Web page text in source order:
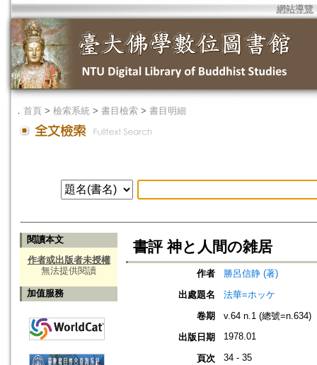
網站導覽
． 首頁 > 檢索系統 > 書目檢索 > 書目明細
閱讀本文
作者或出版者未授權
無法提供閱讀
加值服務
書評 神と人間の雑居
作者
勝呂信静 (著)
出處題名
法華=ホッケ
卷期
v.64 n.1 (總號=n.634)
出版日期
1978.01
頁次 34 - 35